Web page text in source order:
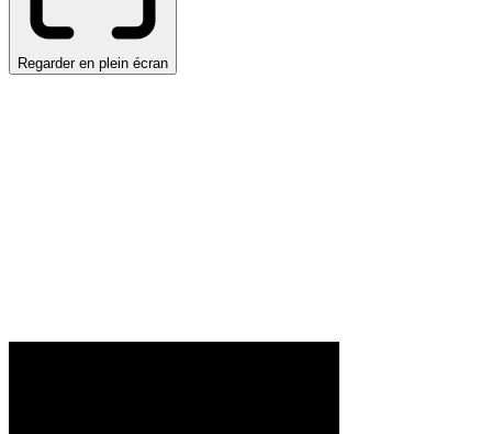
Regarder en plein écran